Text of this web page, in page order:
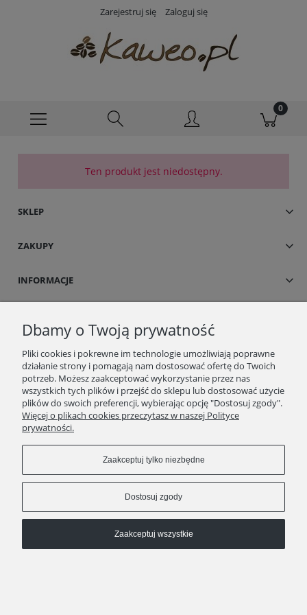
Zarejestruj się Zaloguj się
Ten produkt jest niedostępny.
SKLEP
ZAKUPY
INFORMACJE
kontakt
511 29 29 99
KAWEO since 2008
Pokaż pełną wersję strony
Sklep internetowy Shoper Premium
Dbamy o Twoją prywatność
Pliki cookies i pokrewne im technologie umożliwiają poprawne
działanie strony i pomagają nam dostosować ofertę do Twoich
potrzeb. Możesz zaakceptować wykorzystanie przez nas
wszystkich tych plików i przejść do sklepu lub dostosować użycie
plików do swoich preferencji, wybierając opcję "Dostosuj zgody".
Więcej o plikach cookies przeczytasz w naszej Polityce
prywatności.
Zaakceptuj tylko niezbędne
Dostosuj zgody
Zaakceptuj wszystkie